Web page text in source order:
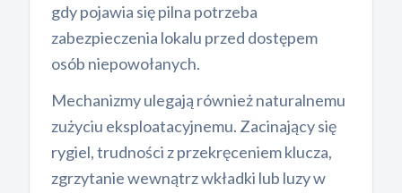
gdy pojawia się pilna potrzeba
zabezpieczenia lokalu przed dostępem
osób niepowołanych.
Mechanizmy ulegają również naturalnemu
zużyciu eksploatacyjnemu. Zacinający się
rygiel, trudności z przekręceniem klucza,
zgrzytanie wewnątrz wkładki lub luzy w